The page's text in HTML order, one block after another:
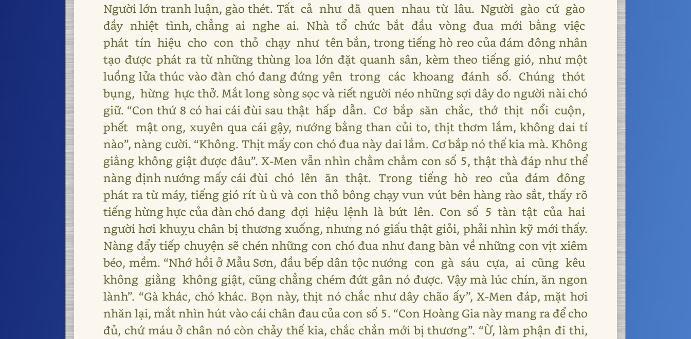
Người lớn tranh luận, gào thét. Tất cả như đã quen nhau từ lâu. Người gào cứ gào
đầy nhiệt tình, chẳng ai nghe ai. Nhà tổ chức bắt đầu vòng đua mới bằng việc
phát tín hiệu cho con thỏ chạy như tên bắn, trong tiếng hò reo của đám đông nhân
tạo được phát ra từ những thùng loa lớn đặt quanh sân, kèm theo tiếng gió, như một
luồng lửa thúc vào đàn chó đang đứng yên trong các khoang đánh số. Chúng thót
bụng, hừng hực thở. Mắt long sòng sọc và riết người néo những sợi dây do người nài chó
giữ. “Con thứ 8 có hai cái đùi sau thật hấp dẫn. Cơ bắp săn chắc, thớ thịt nổi cuộn,
phết mật ong, xuyên qua cái gậy, nướng bằng than củi to, thịt thơm lắm, không dai tí
nào”, nàng cười. “Không. Thịt mấy con chó đua này dai lắm. Cơ bắp nó thế kia mà. Không
giằng không giật được đâu”. X-Men vẫn nhìn chằm chằm con số 5, thật thà đáp như thể
nàng định nướng mấy cái đùi chó lên ăn thật. Trong tiếng hò reo của đám đông
phát ra từ máy, tiếng gió rít ù ù và con thỏ bông chạy vun vút bên hàng rào sắt, thấy rõ
tiếng hừng hực của đàn chó đang đợi hiệu lệnh là bứt lên. Con số 5 tàn tật của hai
người hơi khuỵu chân bị thương xuống, nhưng nó giấu thật giỏi, phải nhìn kỹ mới thấy.
Nàng đẩy tiếp chuyện sẽ chén những con chó đua như đang bàn về những con vịt xiêm
béo, mềm. “Nhớ hồi ở Mẫu Sơn, đầu bếp dân tộc nướng con gà sáu cựa, ai cũng kêu
không giằng không giật, cũng chẳng chém đứt gân nó được. Vậy mà lúc chín, ăn ngon
lành”. “Gà khác, chó khác. Bọn này, thịt nó chắc như dây chão ấy”, X-Men đáp, mặt hơi
nhăn lại, mắt nhìn hút vào cái chân đau của con số 5. “Con Hoàng Gia này mang ra để cho
đủ, chứ máu ở chân nó còn chảy thế kia, chắc chắn mới bị thương”. “Ừ, làm phận đi thi,